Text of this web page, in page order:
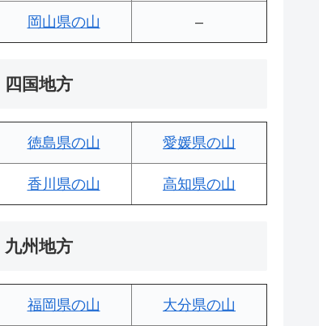
岡山県の山 –
四国地方
徳島県の山 愛媛県の山
香川県の山 高知県の山
九州地方
福岡県の山 大分県の山